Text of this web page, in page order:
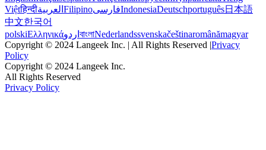
Việtहिन्दीالعربية FilipinoفارسیIndonesiaDeutschportuguês日本語
中文한국어
polskiΕλληνικάاردو বাংলাNederlandssvenskačeštinaromânămagyar
Copyright © 2024 Langeek Inc. | All Rights Reserved |Privacy
Policy
Copyright © 2024 Langeek Inc.
All Rights Reserved
Privacy Policy